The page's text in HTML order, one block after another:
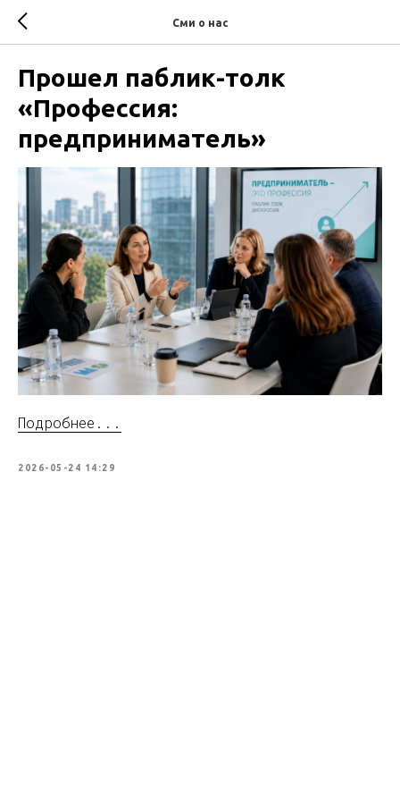
Сми о нас
Прошел паблик-толк
«Профессия:
предприниматель»
Подробнее...
2026-05-24 14:29